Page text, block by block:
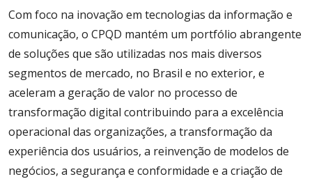
Com foco na inovação em tecnologias da informação e
comunicação, o CPQD mantém um portfólio abrangente
de soluções que são utilizadas nos mais diversos
segmentos de mercado, no Brasil e no exterior, e
aceleram a geração de valor no processo de
transformação digital contribuindo para a excelência
operacional das organizações, a transformação da
experiência dos usuários, a reinvenção de modelos de
negócios, a segurança e conformidade e a criação de